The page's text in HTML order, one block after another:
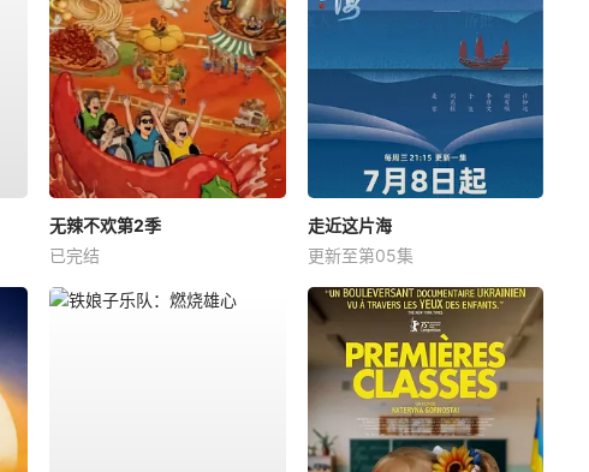
无辣不欢第2季
已完结
走近这片海
更新至第05集